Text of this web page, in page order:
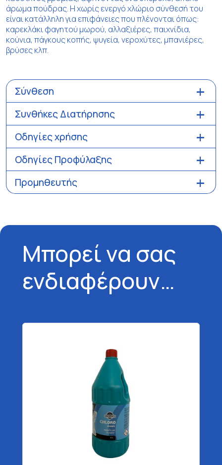
άρωμα πούδρας. Η χωρίς ενεργό χλώριο σύνθεσή του
είναι κατάλληλη για επιφάνειες που πλένονται όπως:
καρεκλάκι φαγητού μωρού, αλλαξιέρες, παιχνίδια,
κούνια, πάγκους κοπής, ψυγεία, νεροχύτες, μπανιέρες,
βρύσες κλπ.
Σύνθεση
Συνθήκες Διατήρησης
Οδηγίες χρήσης
Οδηγίες Προφύλαξης
Προμηθευτής
Μπορεί να σας
ενδιαφέρουν…